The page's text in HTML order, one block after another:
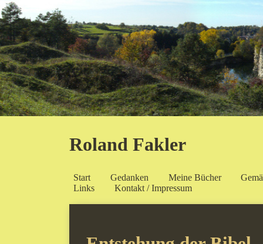
Roland Fakler
Start Gedanken Meine Bücher
Links
Kontakt / Impressum